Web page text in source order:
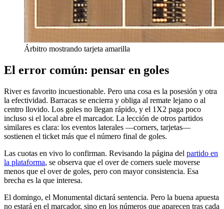
Árbitro mostrando tarjeta amarilla
El error común: pensar en goles
River es favorito incuestionable. Pero una cosa es la posesión y otra
la efectividad. Barracas se encierra y obliga al remate lejano o al
centro llovido. Los goles no llegan rápido, y el 1X2 paga poco
incluso si el local abre el marcador. La lección de otros partidos
similares es clara: los eventos laterales —corners, tarjetas—
sostienen el ticket más que el número final de goles.
Las cuotas en vivo lo confirman. Revisando la página del partido en
la plataforma, se observa que el over de corners suele moverse
menos que el over de goles, pero con mayor consistencia. Esa
brecha es la que interesa.
El domingo, el Monumental dictará sentencia. Pero la buena apuesta
no estará en el marcador, sino en los números que aparecen tras cada